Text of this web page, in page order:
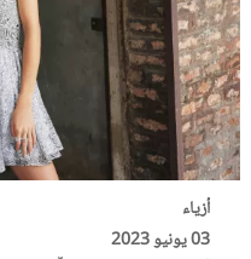
أزياء
03 يونيو 2023